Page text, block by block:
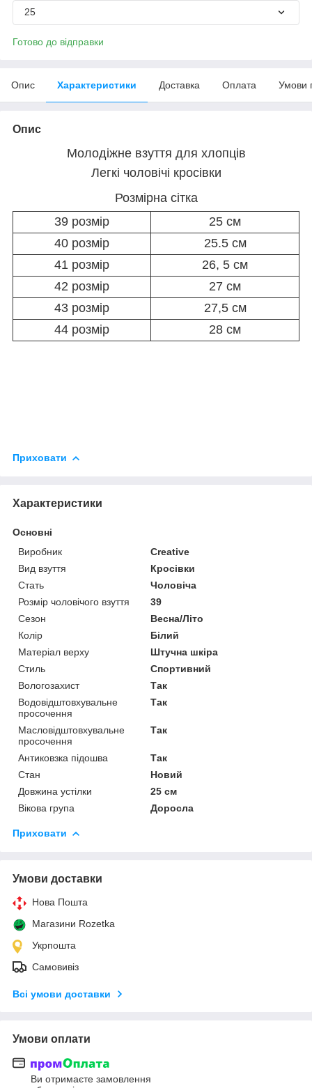
25
Готово до відправки
Опис Характеристики Доставка Оплата Умови
Опис
Молодіжне взуття для хлопців
Легкі чоловічі кросівки
Розмірна сітка
39 розмір
25 см
40 розмір
25.5 см
41 розмір
26, 5 см
42 розмір
27 см
43 розмір
27,5 см
44 розмір
28 см
Приховати
Характеристики
Основні
Виробник
Creative
Вид взуття
Кросівки
Стать
Чоловіча
Розмір чоловічого взуття
39
Сезон
Весна/Літо
Колір
Білий
Матеріал верху
Штучна шкіра
Стиль
Спортивний
Вологозахист
Так
Водовідштовхувальне
просочення
Так
Масловідштовхувальне
просочення
Так
Антиковзка підошва
Так
Стан
Новий
Довжина устілки
25 см
Вікова група
Доросла
Приховати
Умови доставки
Нова Пошта
Магазини Rozetka
Укрпошта
Самовивіз
Всі умови доставки
Умови оплати
Ви отримаєте замовлення